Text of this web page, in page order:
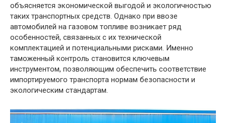
объясняется экономической выгодой и экологичностью
таких транспортных средств. Однако при ввозе
автомобилей на газовом топливе возникает ряд
особенностей, связанных с их технической
комплектацией и потенциальными рисками. Именно
таможенный контроль становится ключевым
инструментом, позволяющим обеспечить соответствие
импортируемого транспорта нормам безопасности и
экологическим стандартам.